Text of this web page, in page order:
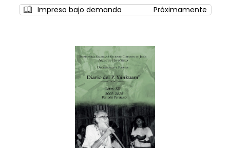
Impreso bajo demanda
Próximamente